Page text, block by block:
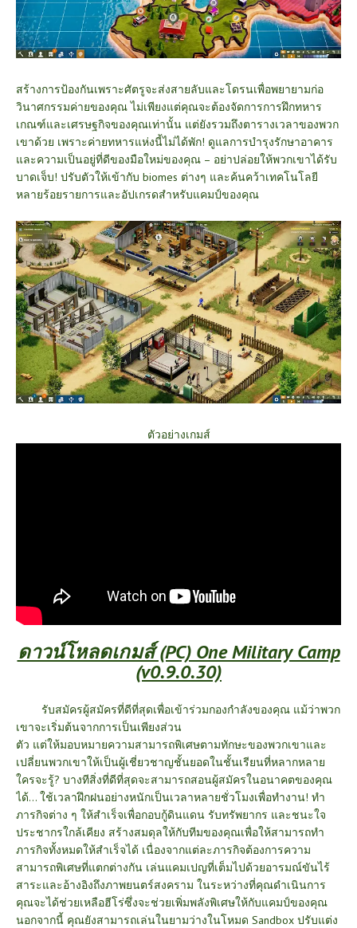
สร้างการป้องกันเพราะศัตรูจะส่งสายลับและโดรนเพื่อพยายามก่อ
วินาศกรรมค่ายของคุณ ไม่เพียงแต่คุณจะต้องจัดการการฝึกทหาร
เกณฑ์และเศรษฐกิจของคุณเท่านั้น แต่ยังรวมถึงตารางเวลาของพวก
เขาด้วย เพราะค่ายทหารแห่งนี้ไม่ได้พัก! ดูแลการบำรุงรักษาอาคาร
และความเป็นอยู่ที่ดีของมือใหม่ของคุณ – อย่าปล่อยให้พวกเขาได้รับ
บาดเจ็บ! ปรับตัวให้เข้ากับ biomes ต่างๆ และค้นคว้าเทคโนโลยี
หลายร้อยรายการและอัปเกรดสำหรับแคมป์ของคุณ
ตัวอย่างเกมส์
ดาวน์โหลดเกมส์ (PC) One Military Camp
(v0.9.0.30)
รับสมัครผู้สมัครที่ดีที่สุดเพื่อเข้าร่วมกองกำลังของคุณ แม้ว่าพวก
เขาจะเริ่มต้นจากการเป็นเพียงส่วน
ตัว แต่ให้มอบหมายความสามารถพิเศษตามทักษะของพวกเขาและ
เปลี่ยนพวกเขาให้เป็นผู้เชี่ยวชาญชั้นยอดในชั้นเรียนที่หลากหลาย
ใครจะรู้? บางทีสิ่งที่ดีที่สุดจะสามารถสอนผู้สมัครในอนาคตของคุณ
ได้… ใช้เวลาฝึกฝนอย่างหนักเป็นเวลาหลายชั่วโมงเพื่อทำงาน! ทำ
ภารกิจต่าง ๆ ให้สำเร็จเพื่อกอบกู้ดินแดน รับทรัพยากร และชนะใจ
ประชากรใกล้เคียง สร้างสมดุลให้กับทีมของคุณเพื่อให้สามารถทำ
ภารกิจทั้งหมดให้สำเร็จได้ เนื่องจากแต่ละภารกิจต้องการความ
สามารถพิเศษที่แตกต่างกัน เล่นแคมเปญที่เต็มไปด้วยอารมณ์ขันไร้
สาระและอ้างอิงถึงภาพยนตร์สงคราม ในระหว่างที่คุณดำเนินการ
คุณจะได้ช่วยเหลือฮีโร่ซึ่งจะช่วยเพิ่มพลังพิเศษให้กับแคมป์ของคุณ
นอกจากนี้ คุณยังสามารถเล่นในยามว่างในโหมด Sandbox ปรับแต่ง